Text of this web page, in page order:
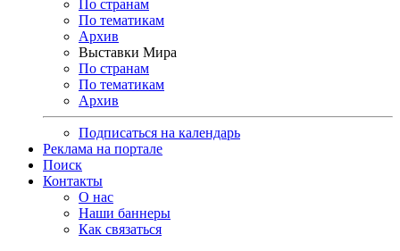
По странам
По тематикам
Архив
Выставки Мира
По странам
По тематикам
Архив
Подписаться на календарь
Реклама на портале
Поиск
Контакты
О нас
Наши баннеры
Как связаться